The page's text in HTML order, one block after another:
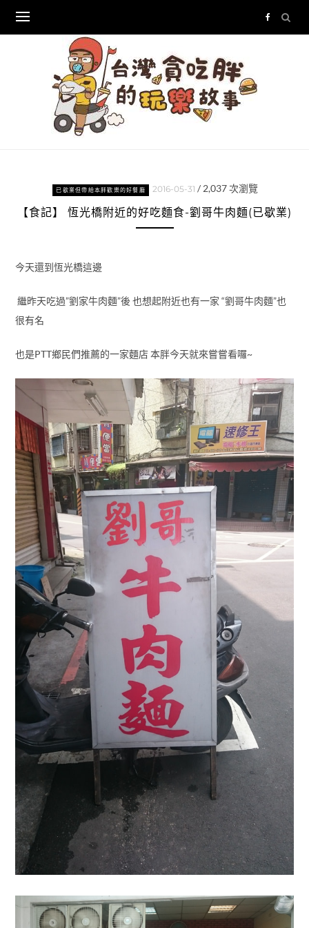
content
已歇業但帶給本胖歡樂的好餐廳 2016-05-31 / 2,037次瀏覽
【食記】 恆光橋附近的好吃麵食-劉哥牛肉麵(已歇業)
今天還到恆光橋這邊
繼昨天吃過”劉家牛肉麵”後 也想起附近也有一家 “劉哥牛肉麵”也
很有名
也是PTT鄉民們推薦的一家麵店 本胖今天就來嘗嘗看囉~